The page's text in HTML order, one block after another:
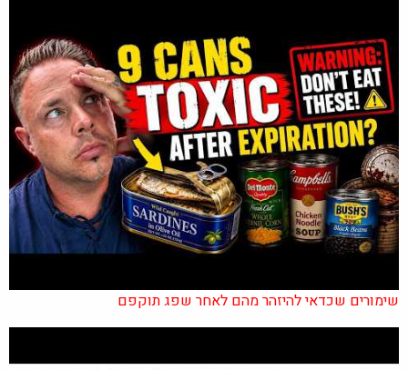
שימורים שכדאי להיזהר מהם לאחר שפג תוקפם